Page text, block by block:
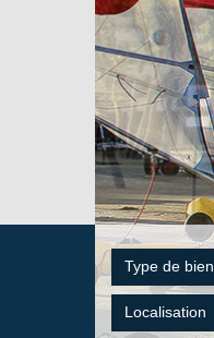
Type de bien
Localisation